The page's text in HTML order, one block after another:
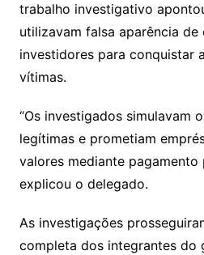
trabalho investigativo
utilizavam falsa aparência de
investidores para conquistar
vítimas.
“Os investigados simulavam
legítimas e prometiam
valores mediante pagamento
explicou o delegado.
As investigações
completa dos integrantes do